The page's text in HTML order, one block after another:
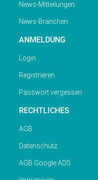
News-Mitteilungen
News-Branchen
ANMELDUNG
Login
Registrieren
Passwort vergessen
RECHTLICHES
AGB
Datenschutz
AGB Google ADS